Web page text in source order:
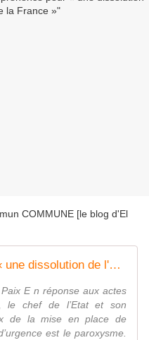
COMMUNE [le blog d'El
La CGT se prononce pour « une dissolution de l'OTAN avec un retrait immédiat de la France »
E n réponse aux actes
le chef de l’Etat et son
de la mise en place de
est le paroxysme.